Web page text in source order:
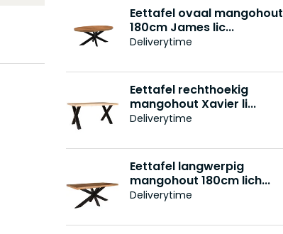
Eettafel ovaal mangohout
180cm James lic...
Deliverytime
Eettafel rechthoekig
mangohout Xavier li...
Deliverytime
Eettafel langwerpig
mangohout 180cm lich...
Deliverytime